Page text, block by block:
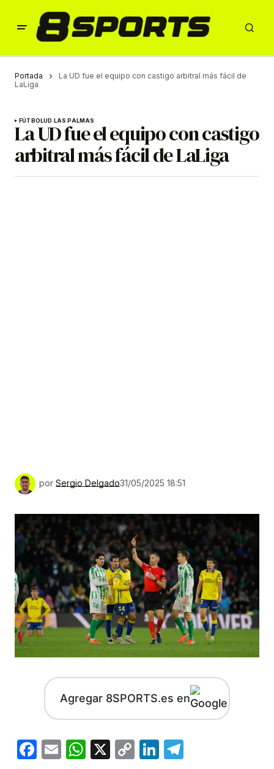
Portada
La UD fue el equipo con castigo arbitral más fácil de
LaLiga
FÚTBOLUD LAS PALMAS
La UD fue el equipo con castigo
arbitral más fácil de LaLiga
por Sergio Delgado31/05/2025 18:51
Agregar 8SPORTS.es en
Facebook
EmailWhatsApp
X
CopyLinkedIn